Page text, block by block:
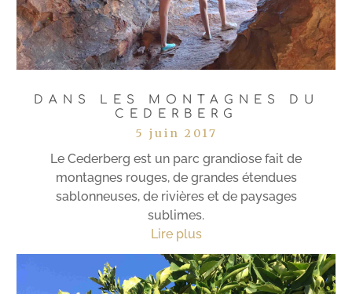
DANS LES MONTAGNES DU
CEDERBERG
5 juin 2017
Le Cederberg est un parc grandiose fait de
montagnes rouges, de grandes étendues
sablonneuses, de rivières et de paysages
sublimes.
Lire plus